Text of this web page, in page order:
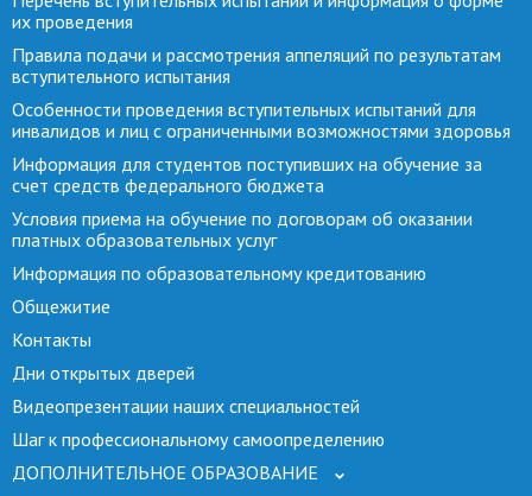
их проведения
Правила подачи и рассмотрения аппеляций по результатам
вступительного испытания
Особенности проведения вступительных испытаний для
инвалидов и лиц с ограниченными возможностями здоровья
Информация для студентов поступивших на обучение за
счет средств федерального бюджета
Условия приема на обучение по договорам об оказании
платных образовательных услуг
Информация по образовательному кредитованию
Общежитие
Контакты
Дни открытых дверей
Видеопрезентации наших специальностей
Шаг к профессиональному самоопределению
ДОПОЛНИТЕЛЬНОЕ ОБРАЗОВАНИЕ